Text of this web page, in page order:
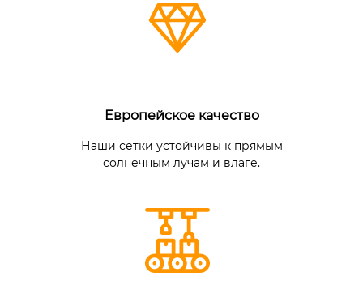
Европейское качество
Наши сетки устойчивы к прямым
солнечным лучам и влаге.